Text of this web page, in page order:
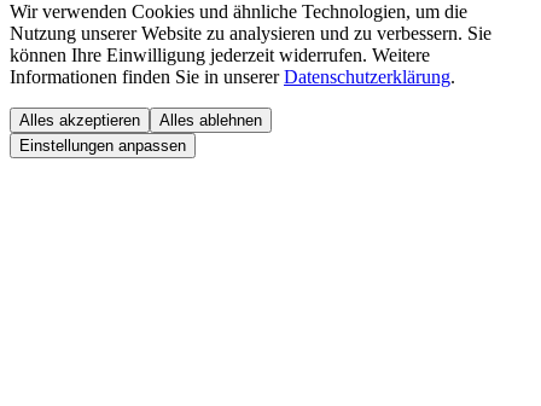
Wir verwenden Cookies und ähnliche Technologien, um die
Nutzung unserer Website zu analysieren und zu verbessern. Sie
können Ihre Einwilligung jederzeit widerrufen. Weitere
Informationen finden Sie in unserer Datenschutzerklärung.
Alles akzeptieren
Alles ablehnen
Einstellungen anpassen